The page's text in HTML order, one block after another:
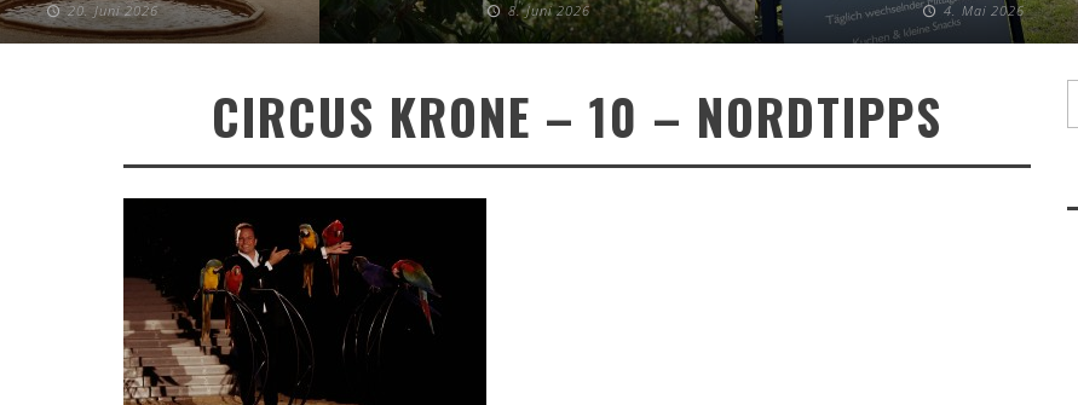
20. Juni 2026 8. Juni 2026 4. Mai 2026
CIRCUS KRONE – 10 – NORDTIPPS